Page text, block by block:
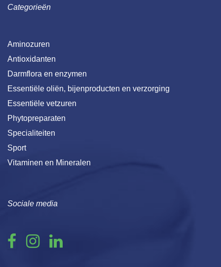
Categorieën
Aminozuren
Antioxidanten
Darmflora en enzymen
Essentiële oliën, bijenproducten en verzorging
Essentiële vetzuren
Phytopreparaten
Specialiteiten
Sport
Vitaminen en Mineralen
Sociale media